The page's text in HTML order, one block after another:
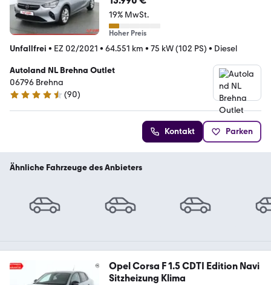
19% MwSt.
Hoher Preis
Unfallfrei • EZ 02/2021 • 64.551 km • 75 kW (102 PS) • Diesel
Autoland NL Brehna Outlet
06796 Brehna
4.3 Sterne
(90)
Kontakt Parken
Ähnliche Fahrzeuge des Anbieters
Opel Corsa F 1.5 CDTI Edition Navi
Sitzheizung Klima